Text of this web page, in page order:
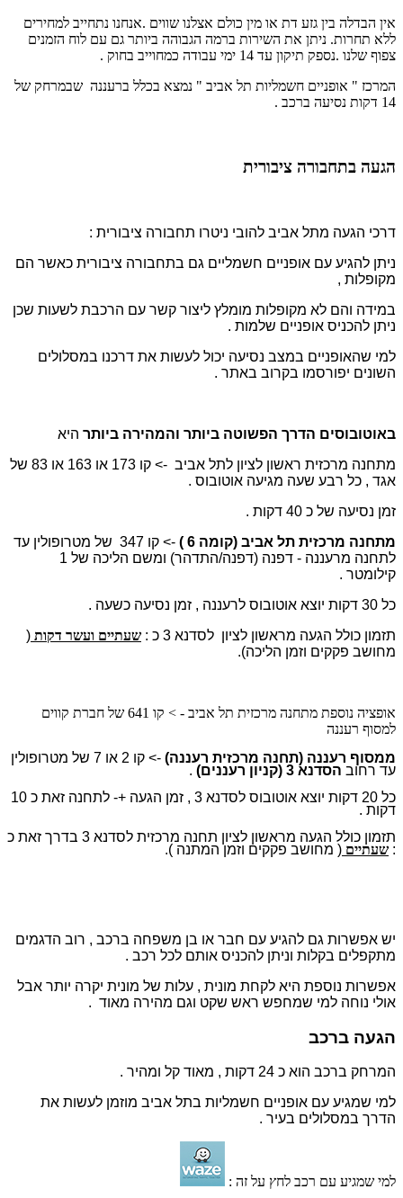
אין הבדלה בין גזע דת או מין כולם אצלנו שווים .אנחנו נתחייב למחירים
ללא תחרות. ניתן את השירות ברמה הגבוהה ביותר גם עם לוח הזמנים
צפוף שלנו .נספק תיקון עד 14 ימי עבודה כמחוייב בחוק .
המרכז " אופניים חשמליות תל אביב " נמצא בכלל ברעננה שבמרחק של
14 דקות נסיעה ברכב .
הגעה בתחבורה ציבורית
דרכי הגעה מתל אביב להובי ניטרו תחבורה ציבורית :
ניתן להגיע עם אופניים חשמליים גם בתחבורה ציבורית כאשר הם
מקופלות ,
במידה והם לא מקופלות מומלץ ליצור קשר עם הרכבת לשעות שכן
ניתן להכניס אופניים שלמות .
למי שהאופניים במצב נסיעה יכול לעשות את דרכנו במסלולים
השונים יפורסמו בקרוב באתר .
באוטובוסים הדרך הפשוטה ביותר והמהירה ביותר היא
מתחנה מרכזית ראשון לציון לתל אביב -> קו 173 או 163 או 83 של
אגד , כל רבע שעה מגיעה אוטובוס .
זמן נסיעה של כ 40 דקות .
מתחנה מרכזית תל אביב (קומה 6 )
-> קו 347 של מט
רופולין עד
לתחנה מרעננה - דפנה
(דפנה/התדהר) ומשם הליכה של 1
קילומטר .
כל 30 דקות יוצא אוטובוס לרעננה , זמן נסיעה כשעה .
תזמון כולל הגעה מראשון לציון לסדנא 3 כ :
שעתיים ועשר דקות (
מחושב פקקים וזמן הליכה).
אופציה נוספת מתחנה מרכזית תל אביב - > קו 641 של חברת קווים
למסוף רעננה
ממסוף רעננה (תחנה מרכזית רעננה)
-> קו 2 או 7 של מטרופולין
עד רחוב הסדנא 3 (קניון רעננים)
.
כל 20 דקות יוצא אוטובוס לסדנא 3 , זמן הגעה +- לתחנה זאת כ 10
דקות .
תזמון כולל הגעה מראשון לציון תחנה מרכזית לסדנא 3 בדרך זאת כ
: שעתיים ( מחושב פקקים וזמן המתנה ).
יש אפשרות גם להגיע עם חבר או בן משפחה ברכב , רוב הדגמים
מתקפלים בקלות וניתן להכניס אותם לכל רכב .
אפשרות נוספת היא לקחת מונית , עלות של מונית יקרה יותר אבל
אולי נוחה למי שמחפש ראש שקט וגם מהירה מאוד .
הגעה ברכב
המרחק ברכב הוא כ 24 דקות , מאוד קל ומהיר .
למי שמגיע עם אופניים חשמליות בתל אביב מוזמן לעשות את
הדרך במסלולים בעיר .
למי שמגיע עם רכב לחץ על זה :